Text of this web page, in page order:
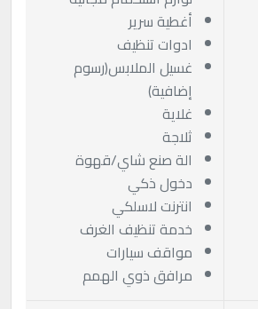
أغطية سرير
ادوات تنظيف
غسيل الملابس(رسوم
إضافية)
غلاية
ثلاجة
الة صنع شاي/قهوة
دخول ذكي
انترنت لاسلكي
خدمة تنظيف الغرف
مواقف سيارات
مرافق ذوي الهمم